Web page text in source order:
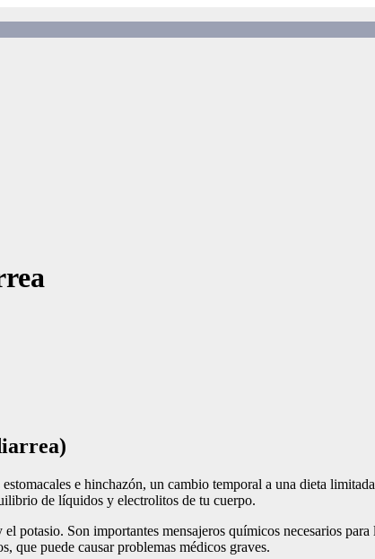
e hinchazón, un cambio temporal a una dieta
de líquidos y electrolitos de tu cuerpo.
potasio. Son importantes mensajeros químicos necesarios
que puede causar problemas médicos graves.